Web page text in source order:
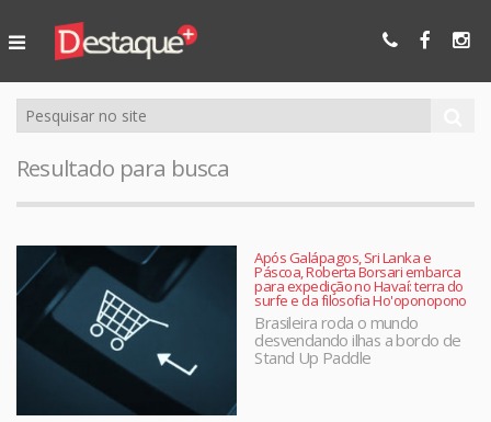
Online
Resultado para busca
Após Galápagos, Sri Lanka e
Páscoa, Roberta Borsari embarca
para expedição no Havaí: terra do
surfe e da filosofia Ho'oponopono
Brasileira roda o mundo
desvendando ilhas a bordo de
Stand Up Paddle